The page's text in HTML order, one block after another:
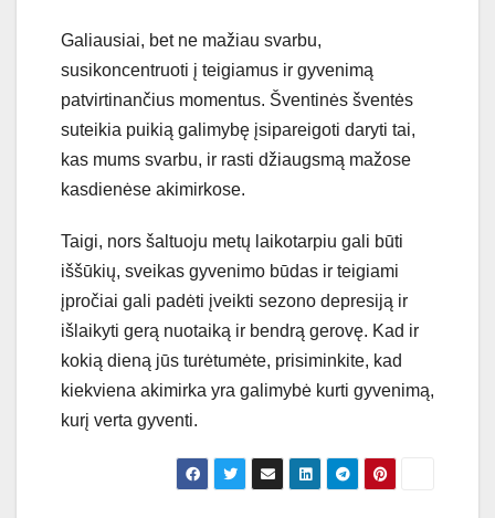
Galiausiai, bet ne mažiau svarbu,
susikoncentruoti į teigiamus ir gyvenimą
patvirtinančius momentus. Šventinės šventės
suteikia puikią galimybę įsipareigoti daryti tai,
kas mums svarbu, ir rasti džiaugsmą mažose
kasdienėse akimirkose.
Taigi, nors šaltuoju metų laikotarpiu gali būti
iššūkių, sveikas gyvenimo būdas ir teigiami
įpročiai gali padėti įveikti sezono depresiją ir
išlaikyti gerą nuotaiką ir bendrą gerovę. Kad ir
kokią dieną jūs turėtumėte, prisiminkite, kad
kiekviena akimirka yra galimybė kurti gyvenimą,
kurį verta gyventi.